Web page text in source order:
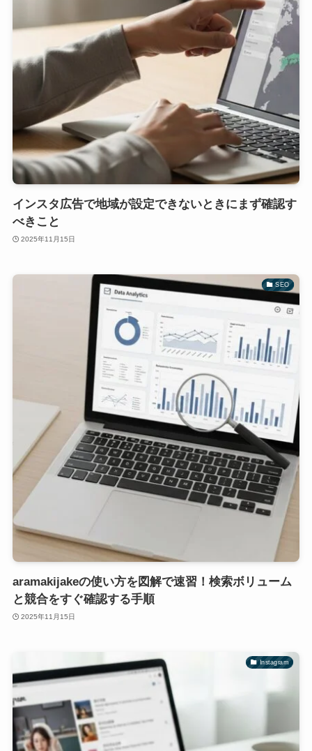
インスタ広告で地域が設定できないときにまず確認す
べきこと
2025年11月15日
SEO
aramakijakeの使い方を図解で速習！検索ボリューム
と競合をすぐ確認する手順
2025年11月15日
Instagram